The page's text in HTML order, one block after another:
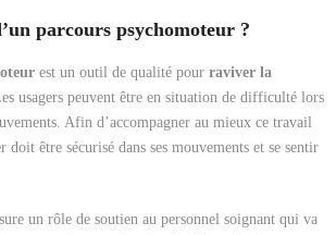
parcours psychomoteur ?
est un outil de qualité pour raviver la
usagers peuvent être en situation de difficulté lors
Afin d’accompagner au mieux ce travail
doit être sécurisé dans ses mouvements et se sentir
un rôle de soutien au personnel soignant qui va